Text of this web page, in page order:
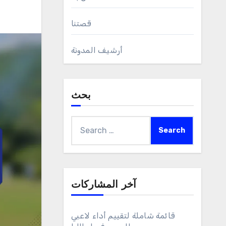
قصتنا
أرشيف المدونة
بحث
for:
آخر المشاركات
قائمة شاملة لتقييم أداء لاعبي